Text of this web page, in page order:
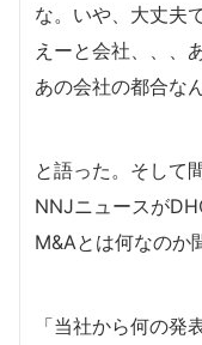
な。いや、大丈夫
えーと会社、、、
あの会社の都合な
と語った。そして
NNJニュースが
M&Aとは何なのか
「当社から何の発